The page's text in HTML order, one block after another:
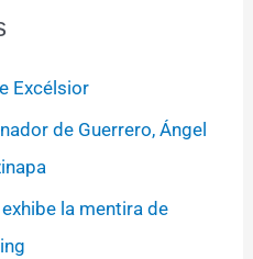
Excélsior
de Guerrero, Ángel
la mentira de